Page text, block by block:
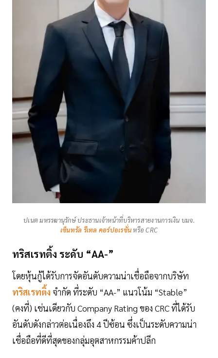
ปเนต มหรรฆานุรักษ์ ประธานเจ้าหน้าที่บริหารสายงานการเงิน บมจ.
เซ็นทรัล รีเทล คอร์ปอเรชั่นหรือ CRC
ทริสเรทติ้ง ระดับ “AA-”
โดยหุ้นกู้ได้รับการจัดอันดับความน่าเชื่อถือจากบริษัท
ทริสเรทติ้ง จำกัด ที่ระดับ “AA-” แนวโน้ม “Stable”
(คงที่) เช่นเดียวกับ Company Rating ของ CRC ที่ได้รับ
อันดับดังกล่าวต่อเนื่องถึง 4 ปีซ้อน ซึ่งเป็นระดับความน่า
เชื่อถือที่ดีที่สุดของกลุ่มอุตสาหกรรมค้าปลีก